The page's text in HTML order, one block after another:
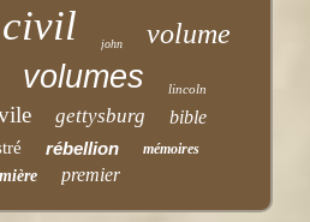
civil john volume
volumes lincoln
gettysburg bible
rébellion mémoires
premier